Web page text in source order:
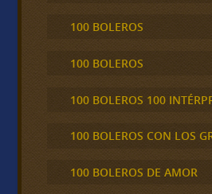
100 BOLEROS
100 BOLEROS
100 BOLEROS 100
100 BOLEROS CON LOS
100 BOLEROS DE AMOR